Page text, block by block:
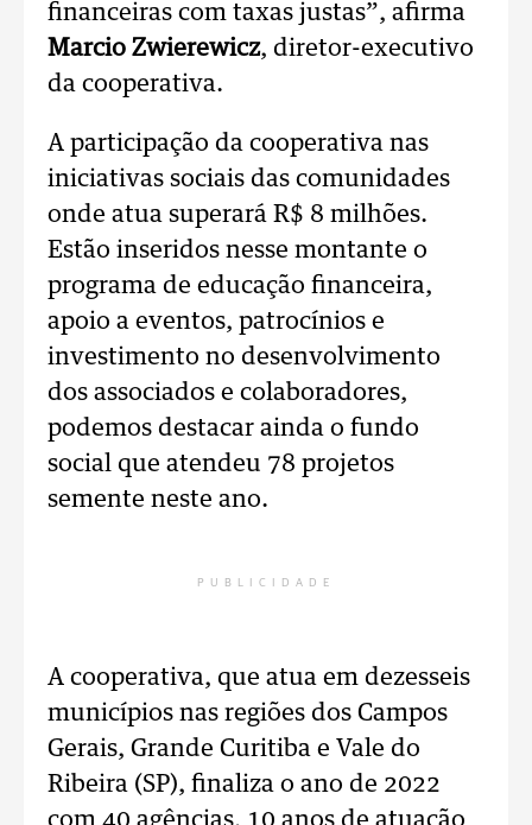
financeiras com taxas justas”, afirma
Marcio Zwierewicz, diretor-executivo
da cooperativa.
A participação da cooperativa nas
iniciativas sociais das comunidades
onde atua superará R$ 8 milhões.
Estão inseridos nesse montante o
programa de educação financeira,
apoio a eventos, patrocínios e
investimento no desenvolvimento
dos associados e colaboradores,
podemos destacar ainda o fundo
social que atendeu 78 projetos
semente neste ano.
PUBLICIDADE
A cooperativa, que atua em dezesseis
municípios nas regiões dos Campos
Gerais, Grande Curitiba e Vale do
Ribeira (SP), finaliza o ano de 2022
com 40 agências, 10 anos de atuação